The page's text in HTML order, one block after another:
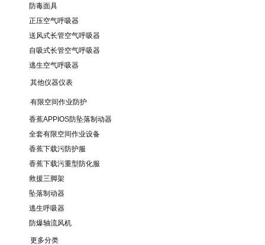
防毒面具
正压空气呼吸器
送风式长管空气呼吸器
自吸式长管空气呼吸器
逃生空气呼吸器
其他仪器仪表
有限空间作业防护
香蕉APPIOS防坠落制动器
全套有限空间作业设备
香蕉下载污防护服
香蕉下载污重型防化服
救援三脚架
坠落制动器
逃生呼吸器
防爆轴流风机
更多分类